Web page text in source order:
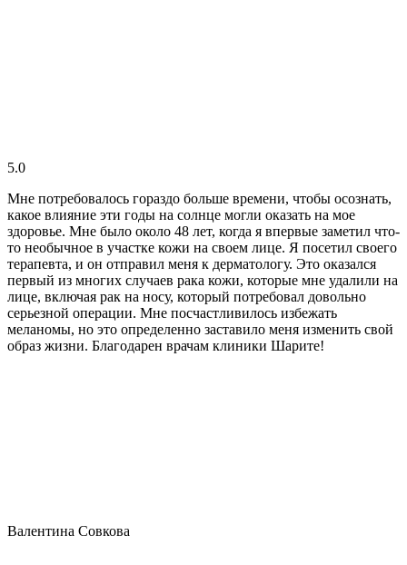
5.0
Мне потребовалось гораздо больше времени, чтобы осознать,
какое влияние эти годы на солнце могли оказать на мое
здоровье. Мне было около 48 лет, когда я впервые заметил что-
то необычное в участке кожи на своем лице. Я посетил своего
терапевта, и он отправил меня к дерматологу. Это оказался
первый из многих случаев рака кожи, которые мне удалили на
лице, включая рак на носу, который потребовал довольно
серьезной операции. Мне посчастливилось избежать
меланомы, но это определенно заставило меня изменить свой
образ жизни. Благодарен врачам клиники Шарите!
Валентина Совкова